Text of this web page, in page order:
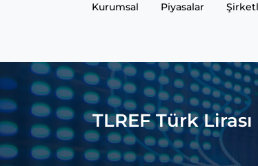
Kurumsal Piyasalar
TLREF Türk